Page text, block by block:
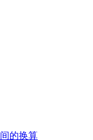
的换算